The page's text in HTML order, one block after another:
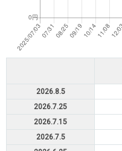
2026.8.5
2026.7.25
2026.7.15
2026.7.5